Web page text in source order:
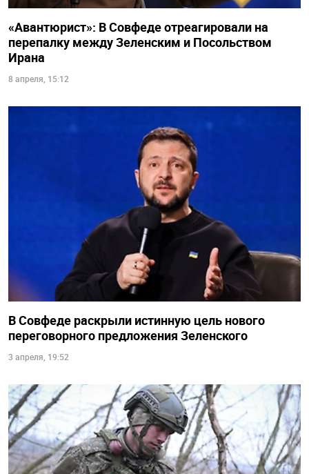
«Авантюрист»: В Совфеде отреагировали на
перепалку между Зеленским и Посольством
Ирана
8 апреля, 15:12
В Совфеде раскрыли истинную цель нового
переговорного предложения Зеленского
3 апреля, 19:52